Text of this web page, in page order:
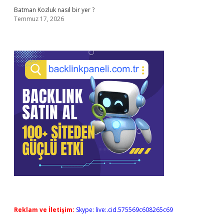
Batman Kozluk nasıl bir yer ?
Temmuz 17, 2026
Reklam ve İletişim: Skype: live:.cid.575569c608265c69